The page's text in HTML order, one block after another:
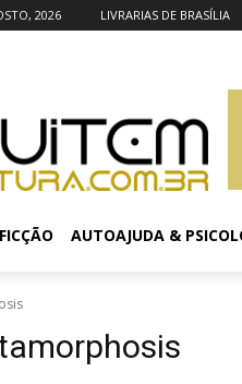
2026 LIVRARIAS DE BRASÍLIA
AUTOAJUDA &